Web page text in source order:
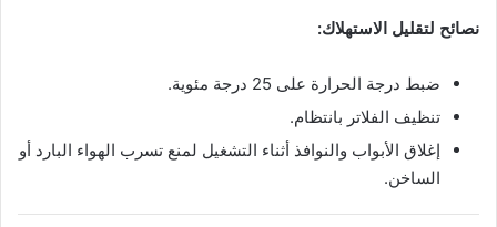
نصائح لتقليل الاستهلاك:
ضبط درجة الحرارة على 25 درجة مئوية.
تنظيف الفلاتر بانتظام.
إغلاق الأبواب والنوافذ أثناء التشغيل لمنع تسرب الهواء البارد أو
الساخن.